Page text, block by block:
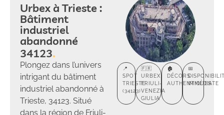
Urbex à Trieste :
Bâtiment
industriel
abandonné
34123
Plongez dans l’univers
intrigant du bâtiment
industriel abandonné à
Trieste, 34123. Situé
dans la région de Friuli-
📍
SPOT
TRIESTE
(34123)
🇫🇷
URBEX
FRIULI-
VENEZIA
GIULIA
🏚️
DÉCORS
AUTHENTIQUES
📅
IMMÉDIATE